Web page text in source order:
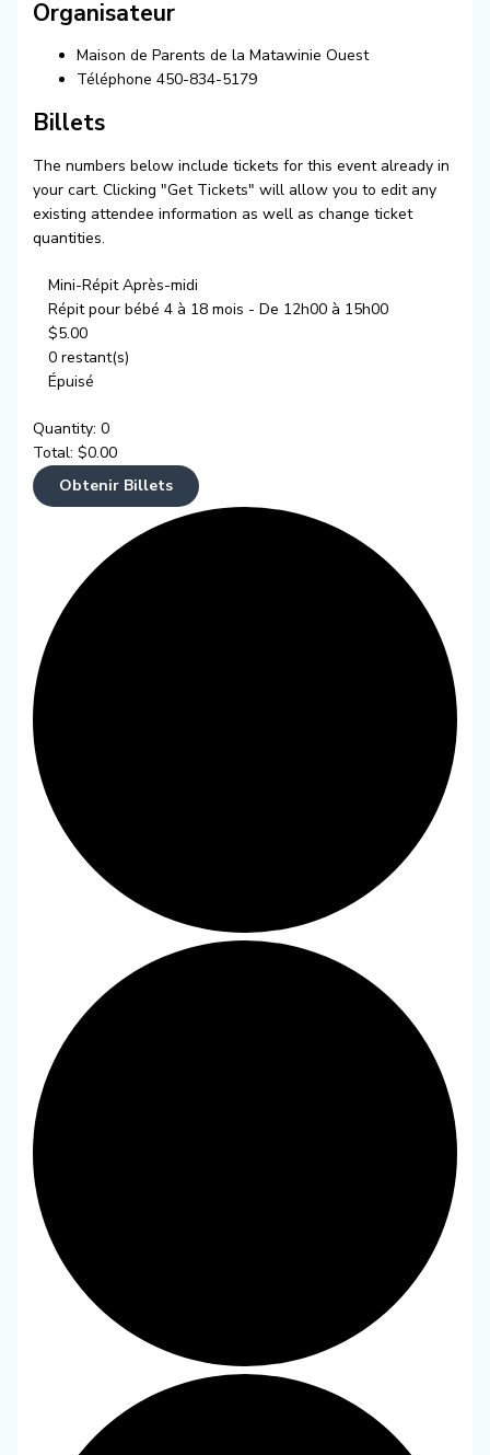
Organisateur
Maison de Parents de la Matawinie Ouest
Téléphone 450-834-5179
Billets
The numbers below include tickets for this event already in
your cart. Clicking "Get Tickets" will allow you to edit any
existing attendee information as well as change ticket
quantities.
Mini-Répit Après-midi
Répit pour bébé 4 à 18 mois - De 12h00 à 15h00
$5.00
0 restant(s)
Épuisé
Quantity: 0
Total: $0.00
Obtenir Billets